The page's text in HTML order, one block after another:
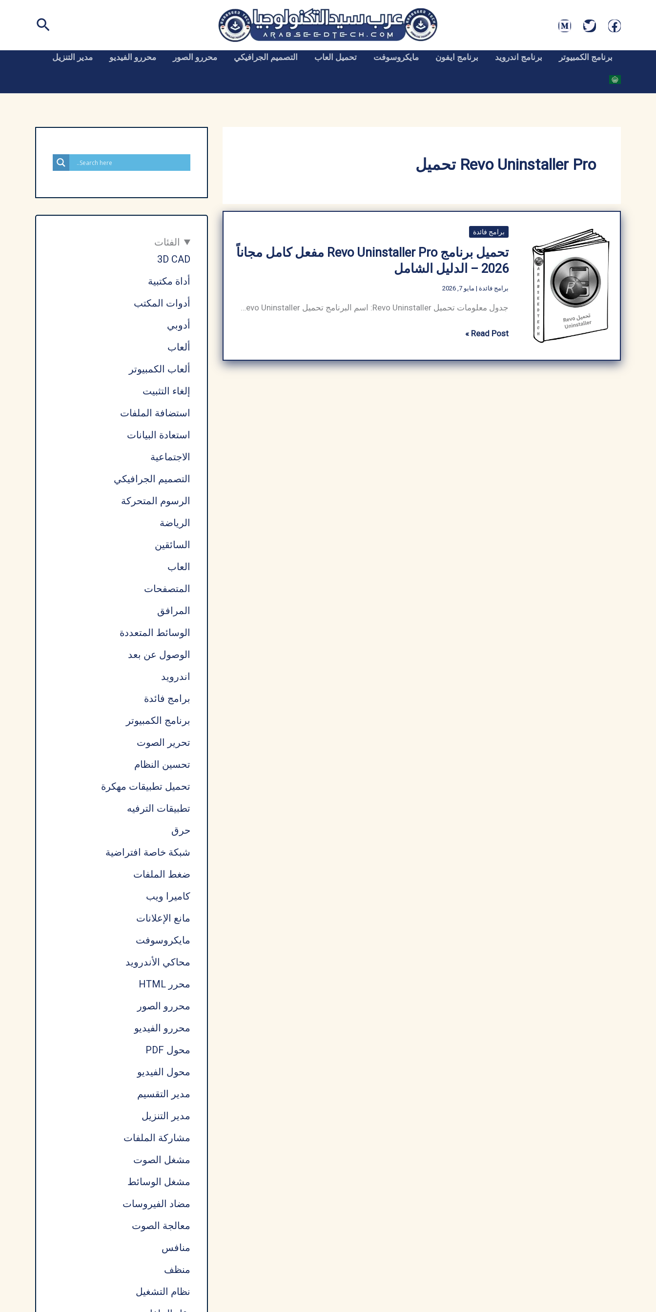
البحث
برنامج الكمبيوتر برنامج اندرويد برنامج ايفون مايكروسوفت تحميل العاب التصميم الجرافيكي محررو الصور محررو الفيديو مدير التنزيل
Revo Uninstaller Pro تحميل
برامج فائدة
تحميل برنامج Revo Uninstaller Pro مفعل كامل مجاناً
2026 – الدليل الشامل
برامج فائدة | مايو 7, 2026
تحميل
Revo
Read Post »
الفئات
3D CAD
أداة مكتبية
أدوات المكتب
أدوبي
ألعاب
ألعاب الكمبيوتر
إلغاء التثبيت
استضافة الملفات
استعادة البيانات
الاجتماعية
التصميم الجرافيكي
الرسوم المتحركة
الرياضة
السائقين
العاب
المتصفحات
المرافق
الوسائط المتعددة
الوصول عن بعد
اندرويد
برامج فائدة
برنامج الكمبيوتر
تحرير الصوت
تحسين النظام
تحميل تطبيقات مهكرة
تطبيقات الترفيه
حرق
شبكة خاصة افتراضية
ضغط الملفات
كاميرا ويب
مانع الإعلانات
مايكروسوفت
محاكي الأندرويد
محرر HTML
محررو الصور
محررو الفيديو
محول PDF
محول الفيديو
مدير التقسيم
مدير التنزيل
مشاركة الملفات
مشغل الصوت
مشغل الوسائط
مضاد الفيروسات
معالجة الصوت
منافس
منظف
نظام التشغيل